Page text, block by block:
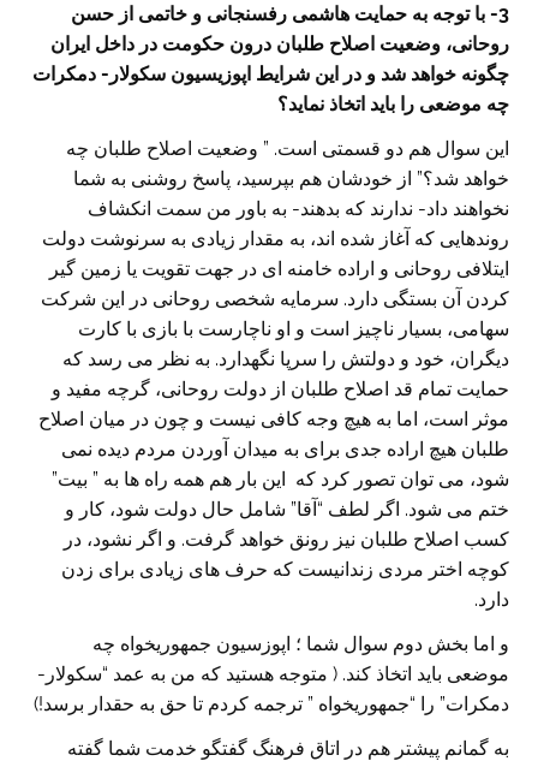
3- با توجه به حمایت هاشمی رفسنجانی و خاتمی از حسن
روحانی، وضعیت اصلاح طلبان درون حکومت در داخل ایران
چگونه خواهد شد و در این شرایط اپوزیسیون سکولار- دمکرات
چه موضعی را باید اتخاذ نماید؟
این سوال هم دو قسمتی است. ” وضعیت اصلاح طلبان چه
خواهد شد؟” از خودشان هم بپرسید، پاسخ روشنی به شما
نخواهند داد- ندارند که بدهند- به باور من سمت انکشاف
روندهایی که آغاز شده اند، به مقدار زیادی به سرنوشت دولت
ایتلافی روحانی و اراده خامنه ای در جهت تقویت یا زمین گیر
کردن آن بستگی دارد. سرمایه شخصی روحانی در این شرکت
سهامی، بسیار ناچیز است و او ناچارست با بازی با کارت
دیگران، خود و دولتش را سرپا نگهدارد. به نظر می رسد که
حمایت تمام قد اصلاح طلبان از دولت روحانی، گرچه مفید و
موثر است، اما به هیچ وجه کافی نیست و چون در میان اصلاح
طلبان هیچ اراده جدی برای به میدان آوردن مردم دیده نمی
شود، می توان تصور کرد که این بار هم همه راه ها به ” بیت”
ختم می شود. اگر لطف “آقا” شامل حال دولت شود، کار و
کسب اصلاح طلبان نیز رونق خواهد گرفت. و اگر نشود، در
کوچه اختر مردی زندانیست که حرف های زیادی برای زدن
دارد.
و اما بخش دوم سوال شما ؛ اپوزسیون جمهوریخواه چه
موضعی باید اتخاذ کند. ( متوجه هستید که من به عمد “سکولار-
دمکرات” را “جمهوریخواه ” ترجمه کردم تا حق به حقدار برسد!)
به گمانم پیشتر هم در اتاق فرهنگ گفتگو خدمت شما گفته